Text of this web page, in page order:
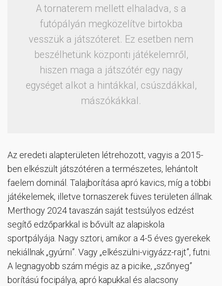
A tornaterem mellett elhaladva, s a
futópályán megközelítve birtokba
vesszük a játszóteret. Ez esetben nem
beszélhetünk központi játékelemről,
hiszen maga a játszótér egy nagy
egységet alkot a hintákkal, csúszdákkal,
mászókákkal.
Az eredeti alapterületen létrehozott, vagyis a 2015-
ben elkészült játszótéren a természetes, lehántolt
faelem dominál. Talajborítása apró kavics, míg a többi
játékelemek, illetve tornaszerek füves területen állnak.
Merthogy 2024 tavaszán saját testsúlyos edzést
segítő edzőparkkal is bővült az alapiskola
sportpályája. Nagy sztori, amikor a 4-5 éves gyerekek
nekiállnak „gyúrni”. Vagy „elkészülni-vigyázz-rajt”, futni.
A legnagyobb szám mégis az a picike, „szőnyeg”
borítású focipálya, apró kapukkal és alacsony